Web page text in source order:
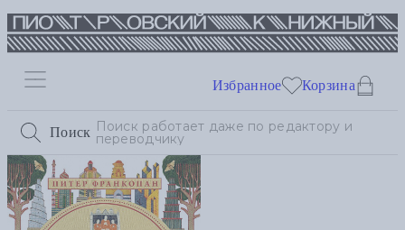
Поиск
Избранное Корзина